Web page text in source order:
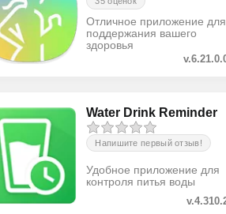
Отличное приложение для
поддержания вашего
здоровья
Water Drink Reminder
Напишите первый отзыв!
Удобное приложение для
контроля питья воды